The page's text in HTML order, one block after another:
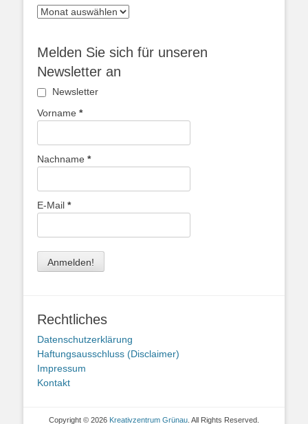
Archiv
Melden Sie sich für unseren
Newsletter an
Newsletter
Vorname *
Nachname *
E-Mail *
Rechtliches
Datenschutzerklärung
Haftungsausschluss (Disclaimer)
Impressum
Kontakt
Copyright © 2026 Kreativzentrum Grünau . All Rights Reserved.